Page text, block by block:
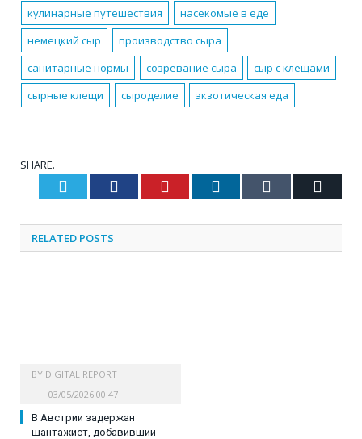
кулинарные путешествия
насекомые в еде
немецкий сыр
производство сыра
санитарные нормы
созревание сыра
сыр с клещами
сырные клещи
сыроделие экзотическая еда
SHARE.
Twitter Facebook Pinterest LinkedIn Tumblr
RELATED POSTS
BY DIGITAL REPORT
03/05/2026 00:47
В Австрии задержан
шантажист, добавивший